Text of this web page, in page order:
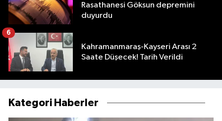
Rasathanesi Göksun depremini
duyurdu
Kahramanmaraş-Kayseri Arası 2
Saate Düşecek! Tarih Verildi
6
Kategori Haberler